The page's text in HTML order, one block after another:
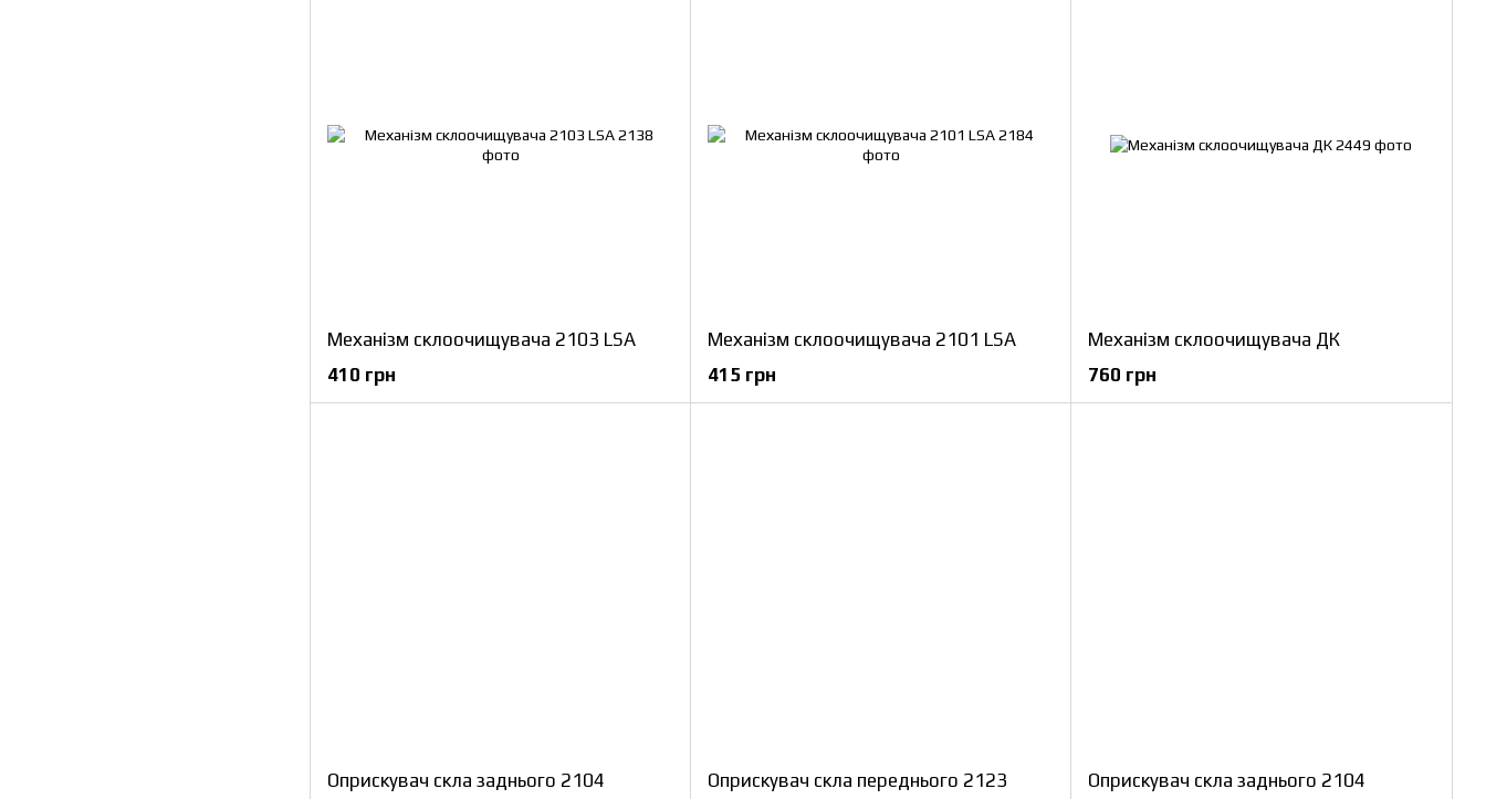
Механізм склоочищувача 2103 LSA
410 грн
Механізм склоочищувача 2101 LSA
415 грн
Механізм склоочищувача ДК
760 грн
Оприскувач скла заднього 2104
Оприскувач скла переднього 2123
Оприскувач скла заднього 2104